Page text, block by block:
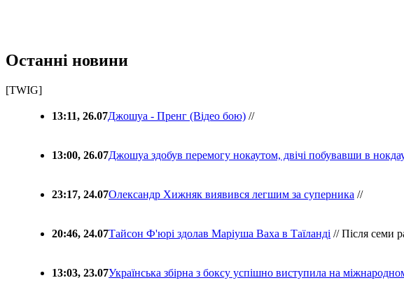
Останні новини
[TWIG]
13:11, 26.07Джошуа - Пренг (Відео бою) //
13:00, 26.07Джошуа здобув перемогу нокаутом, двічі побувавши в
23:17, 24.07Олександр Хижняк виявився легшим за суперника //
20:46, 24.07Тайсон Ф'юрі здолав Маріуша Ваха в Таїланді // Після семи
13:03, 23.07Українська збірна з боксу успішно виступила на